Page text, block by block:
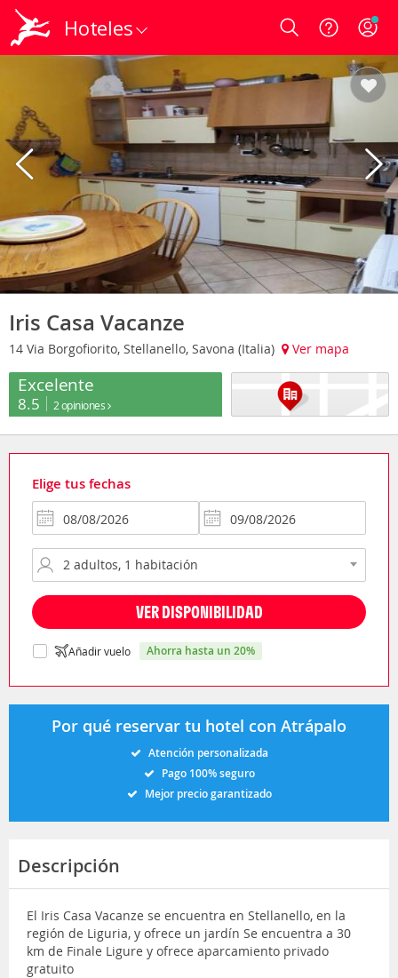
Hoteles Login
Iris Casa Vacanze
14 Via Borgofiorito, Stellanello, Savona (Italia) Ver mapa
Excelente
8.5 2 opiniones
Elige tus fechas
VER DISPONIBILIDAD
Añadir vuelo ahorra hasta un 20%
Por qué reservar tu hotel con Atrápalo
Atención personalizada
Pago 100% seguro
Mejor precio garantizado
Descripción
El Iris Casa Vacanze se encuentra en Stellanello, en la
región de Liguria, y ofrece un jardín Se encuentra a 30
km de Finale Ligure y ofrece aparcamiento privado
gratuito